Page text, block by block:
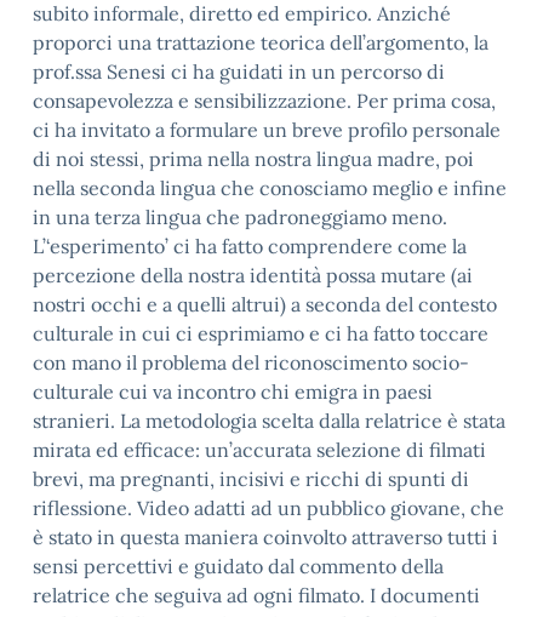
subito informale, diretto ed empirico. Anziché
proporci una trattazione teorica dell’argomento, la
prof.ssa Senesi ci ha guidati in un percorso di
consapevolezza e sensibilizzazione. Per prima cosa,
ci ha invitato a formulare un breve profilo personale
di noi stessi, prima nella nostra lingua madre, poi
nella seconda lingua che conosciamo meglio e infine
in una terza lingua che padroneggiamo meno.
L’‘esperimento’ ci ha fatto comprendere come la
percezione della nostra identità possa mutare (ai
nostri occhi e a quelli altrui) a seconda del contesto
culturale in cui ci esprimiamo e ci ha fatto toccare
con mano il problema del riconoscimento socio-
culturale cui va incontro chi emigra in paesi
stranieri. La metodologia scelta dalla relatrice è stata
mirata ed efficace: un’accurata selezione di filmati
brevi, ma pregnanti, incisivi e ricchi di spunti di
riflessione. Video adatti ad un pubblico giovane, che
è stato in questa maniera coinvolto attraverso tutti i
sensi percettivi e guidato dal commento della
relatrice che seguiva ad ogni filmato. I documenti